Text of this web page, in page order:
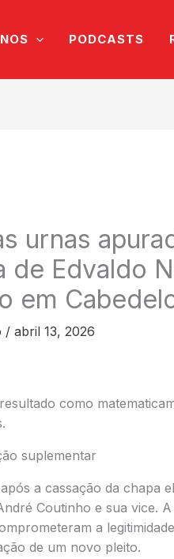
PODCASTS
urnas
de Edvaldo
em
/ abril 13, 2026
como
suplementar
a cassação da chapa
Coutinho e sua vice.
a
de um novo pleito.